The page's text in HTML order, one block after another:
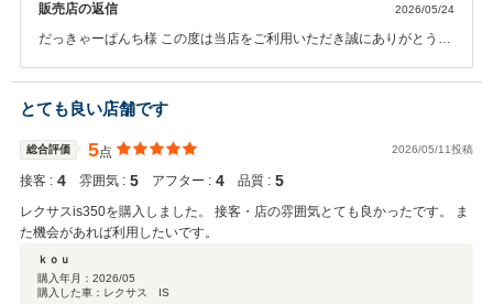
販売店の返信 2026/05/24
だっきゃーぱんち様 この度は当店をご利用いただき誠にありがとうご
とても良い店舗です
総合評価 5点 2026/05/11投稿
接客 : 4 雰囲気 : 5 アフター : 4 品質 : 5
レクサスis350を購入しました。 接客・店の雰囲気とても良かったです。 ま
た機会があれば利用したいです。
ｋｏｕ
購入年月： 2026/05
購入した車：レクサス IS